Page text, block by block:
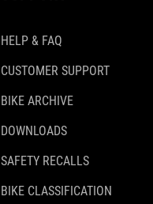
HELP & FAQ
CUSTOMER SUPPORT
BIKE ARCHIVE
DOWNLOADS
SAFETY RECALLS
BIKE CLASSIFICATION